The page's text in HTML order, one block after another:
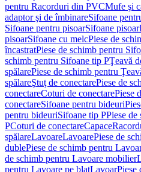
pentru Racorduri din PVCMufe şi
adaptor şi de îmbinareSifoane
Sifoane pentru pisoarSifoane pisoar
pisoarSifoane cu melcPiese de
încastratPiese de schimb pentru
schimb pentru Sifoane tip PŢeavă
spălarePiese de schimb pentru
spălareŞtuţ de conectarePiese de
conectareCoturi de conectarePiese
conectareSifoane pentru bideuri
pentru bideuriSifoane tip PPiese
PCoturi de conectareCapace
spălareLavoareLavoarePiese de
dublePiese de schimb pentru
de schimb pentru Lavoare mobilier
pentru Lavoare pe blatLavoarPiese